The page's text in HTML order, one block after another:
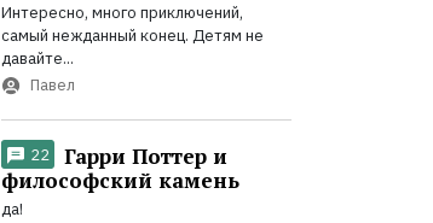
Интересно, много приключений,
самый нежданный конец. Детям не
давайте...
Павел
22
Гарри Поттер и
философский камень
да!